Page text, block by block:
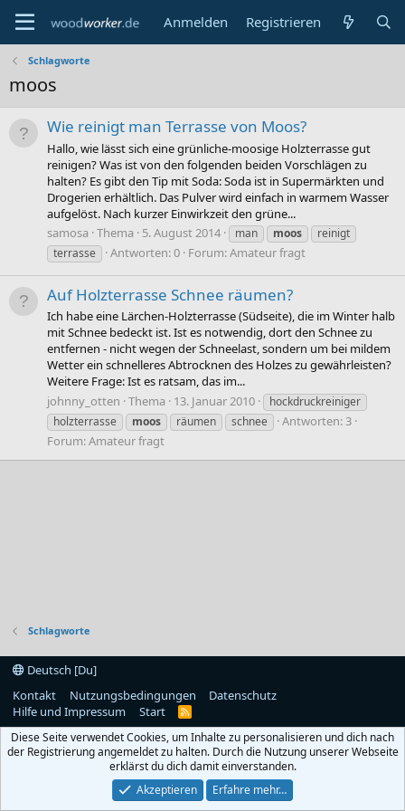
Anmelden Registrieren
Schlagworte
moos
Wie reinigt man Terrasse von Moos?
Hallo, wie lässt sich eine grünliche-moosige Holzterrasse gut
reinigen? Was ist von den folgenden beiden Vorschlägen zu
halten? Es gibt den Tip mit Soda: Soda ist in Supermärkten und
Drogerien erhältlich. Das Pulver wird einfach in warmem Wasser
aufgelöst. Nach kurzer Einwirkzeit den grüne...
samosa Thema 5. August 2014 man moos
reinigt
terrasse
Antworten: 0 Forum:Amateur fragt
Auf Holzterrasse Schnee räumen?
Ich habe eine Lärchen-Holzterrasse (Südseite), die im Winter halb
mit Schnee bedeckt ist. Ist es notwendig, dort den Schnee zu
entfernen - nicht wegen der Schneelast, sondern um bei mildem
Wetter ein schnelleres Abtrocknen des Holzes zu gewährleisten?
Weitere Frage: Ist es ratsam, das im...
johnny_otten Thema 13. Januar 2010
hockdruckreiniger
holzterrasse
moos räumen schnee
Antworten: 3
Forum:Amateur fragt
Schlagworte
Deutsch [Du]
Kontakt
Nutzungsbedingungen
Datenschutz
Hilfe und Impressum
Start
R
S
Diese Seite verwendet Cookies, um Inhalte zu personalisieren und dich nach
der Registrierung angemeldet zu halten. Durch die Nutzung unserer Webseite
erklärst du dich damit einverstanden.
Akzeptieren
Erfahre mehr…